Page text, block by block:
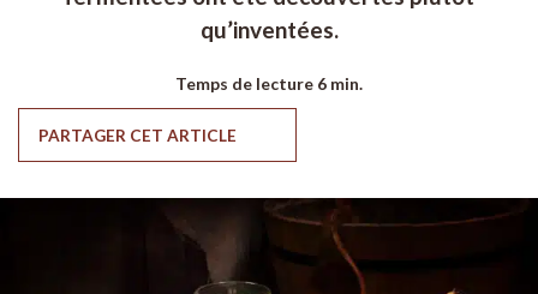
qu’inventées.
Temps de lecture 6 min.
PARTAGER CET ARTICLE